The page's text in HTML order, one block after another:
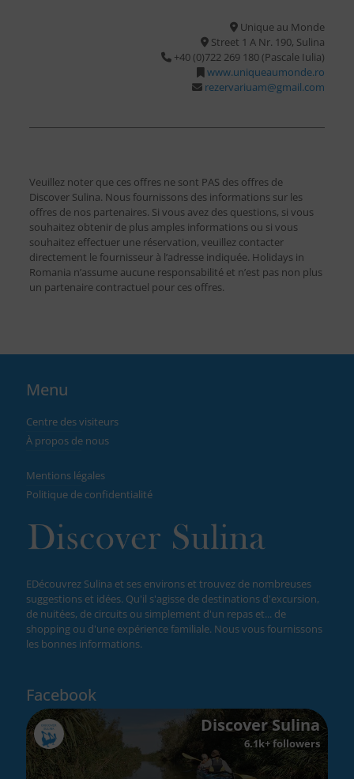
Unique au Monde
Street 1 A Nr. 190, Sulina
+40 (0)722 269 180 (Pascale Iulia)
www.uniqueaumonde.ro
rezervariuam@gmail.com
Veuillez noter que ces offres ne sont PAS des offres de
Discover Sulina. Nous fournissons des informations sur les
offres de nos partenaires. Si vous avez des questions, si vous
souhaitez obtenir de plus amples informations ou si vous
souhaitez effectuer une réservation, veuillez contacter
directement le fournisseur à l’adresse indiquée. Holidays in
Romania n’assume aucune responsabilité et n’est pas non plus
un partenaire contractuel pour ces offres.
Menu
Centre des visiteurs
À propos de nous
Mentions légales
Politique de confidentialité
EDécouvrez Sulina et ses environs et trouvez de nombreuses
suggestions et idées. Qu'il s'agisse de destinations d'excursion,
de nuitées, de circuits ou simplement d'un repas et... de
shopping ou d'une expérience familiale. Nous vous fournissons
les bonnes informations.
Facebook
Discover Sulina
6.1k+ followers